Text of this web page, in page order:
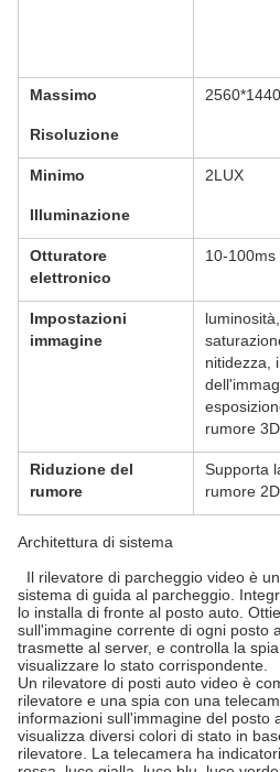
Massimo
Risoluzione
2560*1440
Minimo
Illuminazione
2LUX
Otturatore
elettronico
10-100ms
Impostazioni
immagine
nitidezza,
rumore
Riduzione del
rumore
Supporta
rumore
Architettura di sistema
Il rilevatore di parcheggio video è
sistema di guida al parcheggio.
lo installa di fronte al posto auto.
sull'immagine corrente di ogni posto
trasmette al server, e controlla la
visualizzare lo stato corrispondente.
Un rilevatore di posti auto video è
rilevatore e una spia con una
informazioni sull'immagine del posto
visualizza diversi colori di stato in
rilevatore. La telecamera ha